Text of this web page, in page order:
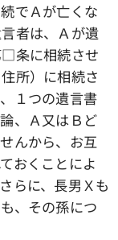
でＡが亡くな
者は、Ａが遺
□条に相続させ
所）に相続さ
１つの遺言書
、Ａ又はＢど
んから、お互
おくことによ
らに、長男Ｘも
、その孫につ